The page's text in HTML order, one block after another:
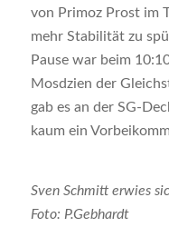
von Primoz Prost im
mehr Stabilität zu
Pause war beim
Mosdzien der
gab es an der SG-
kaum ein
Sven Schmitt erwies
Foto: P.Gebhardt